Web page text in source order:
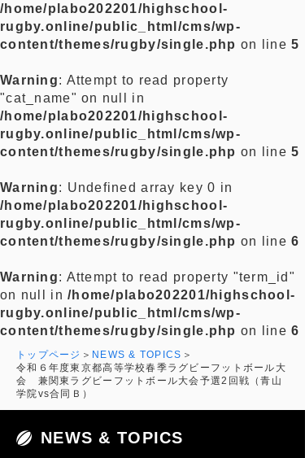
プライバシーポリシー
お問い合わせ
/home/plabo202201/highschool-
rugby.online/public_html/cms/wp-
content/themes/rugby/single.php on line5
Warning: Attempt to read property
"cat_name" on null in
/home/plabo202201/highschool-
rugby.online/public_html/cms/wp-
content/themes/rugby/single.php on line5
Warning: Undefined array key 0 in
/home/plabo202201/highschool-
rugby.online/public_html/cms/wp-
content/themes/rugby/single.php on line6
Warning: Attempt to read property "term_id"
on null in/home/plabo202201/highschool-
rugby.online/public_html/cms/wp-
content/themes/rugby/single.php on line6
トップページ
NEWS & TOPICS
令和６年度東京都高等学校春季ラグビーフットボール大
会 兼関東ラグビーフットボール大会予選2回戦（青山
学院vs合同Ｂ）
NEWS & TOPICS